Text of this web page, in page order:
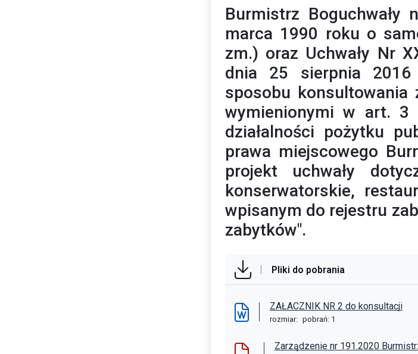
Burmistrz
marca 1990 roku o
zm.) oraz Uchwały Nr
dnia 25 sierpnia 2016
sposobu konsultowania
wymienionymi w art.
działalności pożytku
prawa miejscowego
projekt uchwały
konserwatorskie,
wpisanym do rejestru
zabytków".
Pliki do pobrania
ZAŁACZNIK NR 2 do konsultacji
rozmiar: pobrań: 1
Zarządzenie nr 191.2020